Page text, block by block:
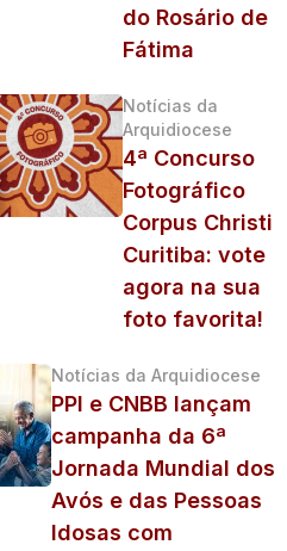
do Rosário de
Fátima
Notícias da
Arquidiocese
4ª Concurso
Fotográfico
Corpus Christi
Curitiba: vote
agora na sua
foto favorita!
Notícias da Arquidiocese
PPI e CNBB lançam
campanha da 6ª
Jornada Mundial dos
Avós e das Pessoas
Idosas com